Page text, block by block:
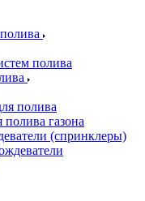
полива
полива
газона
(спринклеры)